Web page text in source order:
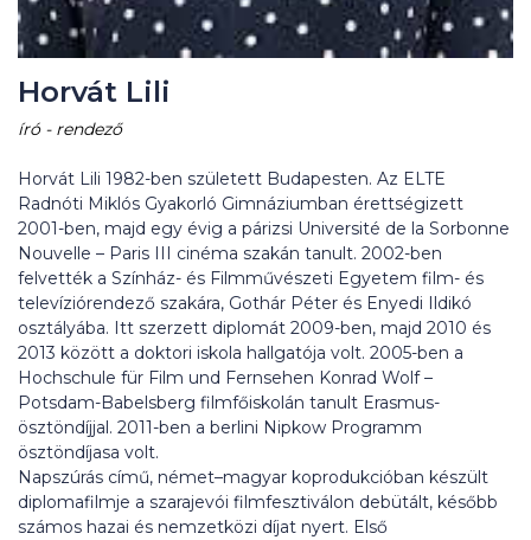
Horvát Lili
író - rendező
Horvát Lili 1982-ben született Budapesten. Az ELTE
Radnóti Miklós Gyakorló Gimnáziumban érettségizett
2001-ben, majd egy évig a párizsi Université de la Sorbonne
Nouvelle – Paris III cinéma szakán tanult. 2002-ben
felvették a Színház- és Filmművészeti Egyetem film- és
televíziórendező szakára, Gothár Péter és Enyedi Ildikó
osztályába. Itt szerzett diplomát 2009-ben, majd 2010 és
2013 között a doktori iskola hallgatója volt. 2005-ben a
Hochschule für Film und Fernsehen Konrad Wolf –
Potsdam-Babelsberg filmfőiskolán tanult Erasmus-
ösztöndíjjal. 2011-ben a berlini Nipkow Programm
ösztöndíjasa volt.
Napszúrás című, német–magyar koprodukcióban készült
diplomafilmje a szarajevói filmfesztiválon debütált, később
számos hazai és nemzetközi díjat nyert. Első